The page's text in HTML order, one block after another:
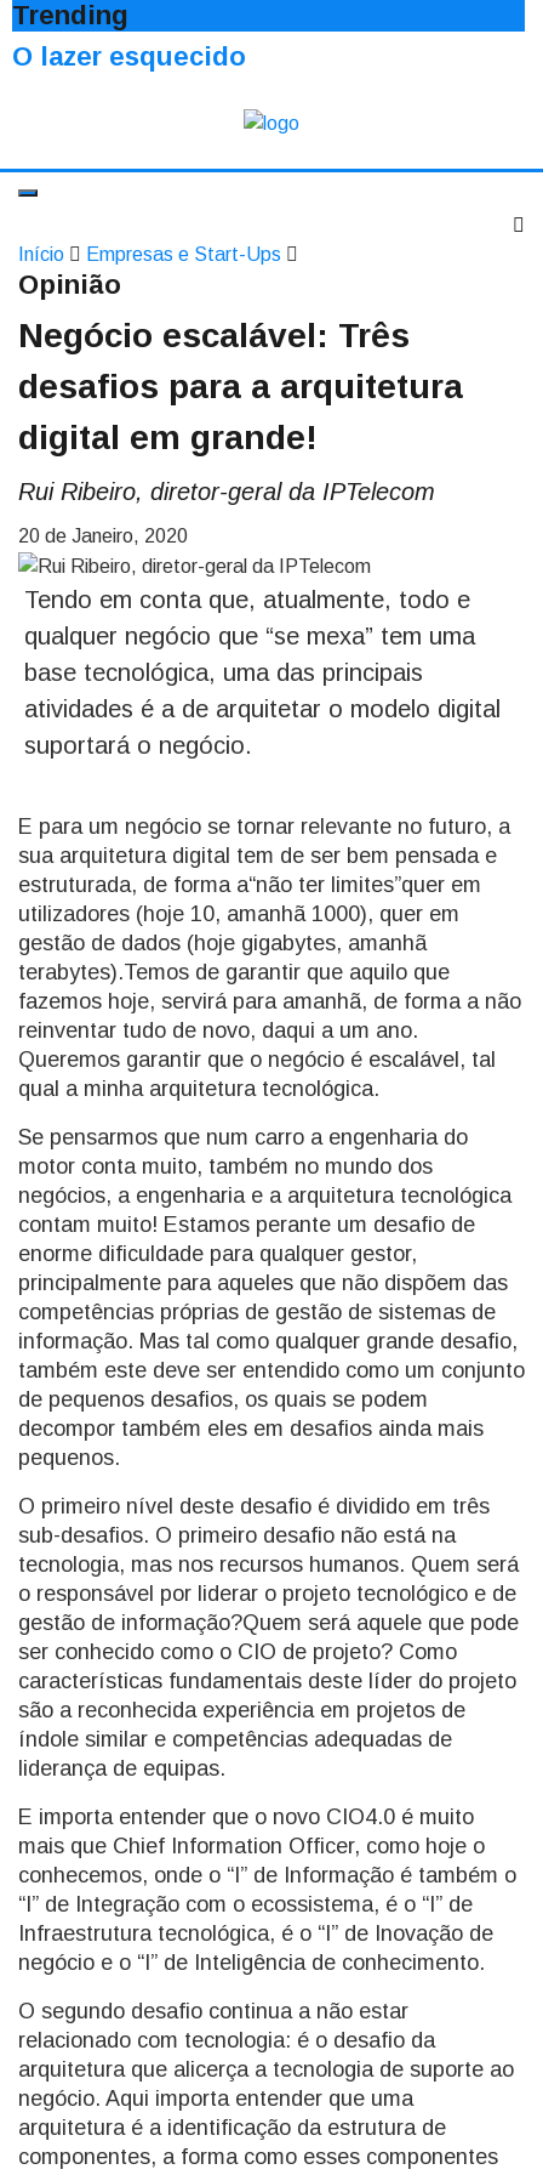
Trending
O lazer esquecido
Início Empresas e Start-Ups
Opinião
Negócio escalável: Três
desafios para a arquitetura
digital em grande!
Rui Ribeiro, diretor-geral da IPTelecom
20 de Janeiro, 2020
Tendo em conta que, atualmente, todo e
qualquer negócio que “se mexa” tem uma
base tecnológica, uma das principais
atividades é a de arquitetar o modelo digital
suportará o negócio.
E para um negócio se tornar relevante no futuro, a
sua arquitetura digital tem de ser bem pensada e
estruturada, de forma a“não ter limites”quer em
utilizadores (hoje 10, amanhã 1000), quer em
gestão de dados (hoje gigabytes, amanhã
terabytes).Temos de garantir que aquilo que
fazemos hoje, servirá para amanhã, de forma a não
reinventar tudo de novo, daqui a um ano.
Queremos garantir que o negócio é escalável, tal
qual a minha arquitetura tecnológica.
Se pensarmos que num carro a engenharia do
motor conta muito, também no mundo dos
negócios, a engenharia e a arquitetura tecnológica
contam muito! Estamos perante um desafio de
enorme dificuldade para qualquer gestor,
principalmente para aqueles que não dispõem das
competências próprias de gestão de sistemas de
informação. Mas tal como qualquer grande desafio,
também este deve ser entendido como um conjunto
de pequenos desafios, os quais se podem
decompor também eles em desafios ainda mais
pequenos.
O primeiro nível deste desafio é dividido em três
sub-desafios. O primeiro desafio não está na
tecnologia, mas nos recursos humanos. Quem será
o responsável por liderar o projeto tecnológico e de
gestão de informação?Quem será aquele que pode
ser conhecido como o CIO de projeto? Como
características fundamentais deste líder do projeto
são a reconhecida experiência em projetos de
índole similar e competências adequadas de
liderança de equipas.
E importa entender que o novo CIO4.0 é muito
mais que Chief Information Officer, como hoje o
conhecemos, onde o “I” de Informação é também o
“I” de Integração com o ecossistema, é o “I” de
Infraestrutura tecnológica, é o “I” de Inovação de
negócio e o “I” de Inteligência de conhecimento.
O segundo desafio continua a não estar
relacionado com tecnologia: é o desafio da
arquitetura que alicerça a tecnologia de suporte ao
negócio. Aqui importa entender que uma
arquitetura é a identificação da estrutura de
componentes, a forma como esses componentes